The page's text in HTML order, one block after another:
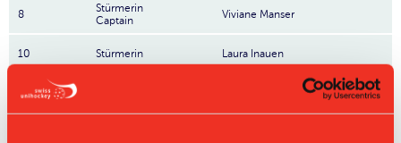
8
Stürmerin
Captain
Viviane Manser
10 Stürmerin Laura Inauen
13